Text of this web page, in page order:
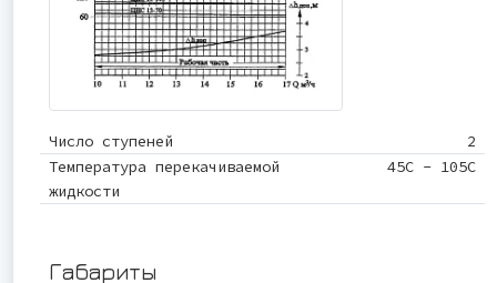
Число ступеней
2
Температура перекачиваемой
жидкости
45С - 105С
Габариты